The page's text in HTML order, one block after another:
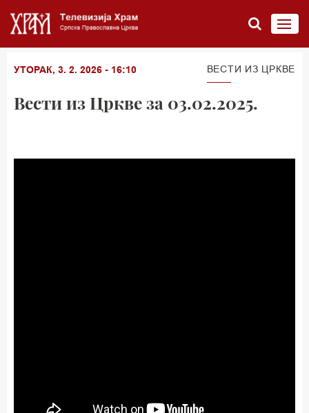
УТОРАК, 3. 2. 2026 - 16:10 ВЕСТИ ИЗ ЦРКВЕ
Вести из Цркве за 03.02.2025.